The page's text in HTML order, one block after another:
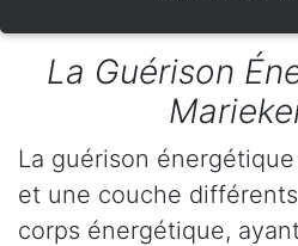
La Guérison
La guérison
et une couche
corps énergétique,